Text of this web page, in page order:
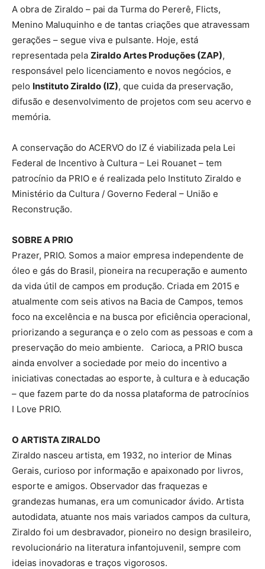
A obra de Ziraldo – pai da Turma do Pererê, Flicts,
Menino Maluquinho e de tantas criações que atravessam
gerações – segue viva e pulsante. Hoje, está
representada pela Ziraldo Artes Produções (ZAP),
responsável pelo licenciamento e novos negócios, e
pelo Instituto Ziraldo (IZ), que cuida da preservação,
difusão e desenvolvimento de projetos com seu acervo e
memória.
A conservação do ACERVO do IZ é viabilizada pela Lei
Federal de Incentivo à Cultura – Lei Rouanet – tem
patrocínio da PRIO e é realizada pelo Instituto Ziraldo e
Ministério da Cultura / Governo Federal – União e
Reconstrução.
SOBRE A PRIO
Prazer, PRIO. Somos a maior empresa independente de
óleo e gás do Brasil, pioneira na recuperação e aumento
da vida útil de campos em produção. Criada em 2015 e
atualmente com seis ativos na Bacia de Campos, temos
foco na excelência e na busca por eficiência operacional,
priorizando a segurança e o zelo com as pessoas e com a
preservação do meio ambiente. Carioca, a PRIO busca
ainda envolver a sociedade por meio do incentivo a
iniciativas conectadas ao esporte, à cultura e à educação
– que fazem parte do da nossa plataforma de patrocínios
I Love PRIO.
O ARTISTA ZIRALDO
Ziraldo nasceu artista, em 1932, no interior de Minas
Gerais, curioso por informação e apaixonado por livros,
esporte e amigos. Observador das fraquezas e
grandezas humanas, era um comunicador ávido. Artista
autodidata, atuante nos mais variados campos da cultura,
Ziraldo foi um desbravador, pioneiro no design brasileiro,
revolucionário na literatura infantojuvenil, sempre com
ideias inovadoras e traços vigorosos.